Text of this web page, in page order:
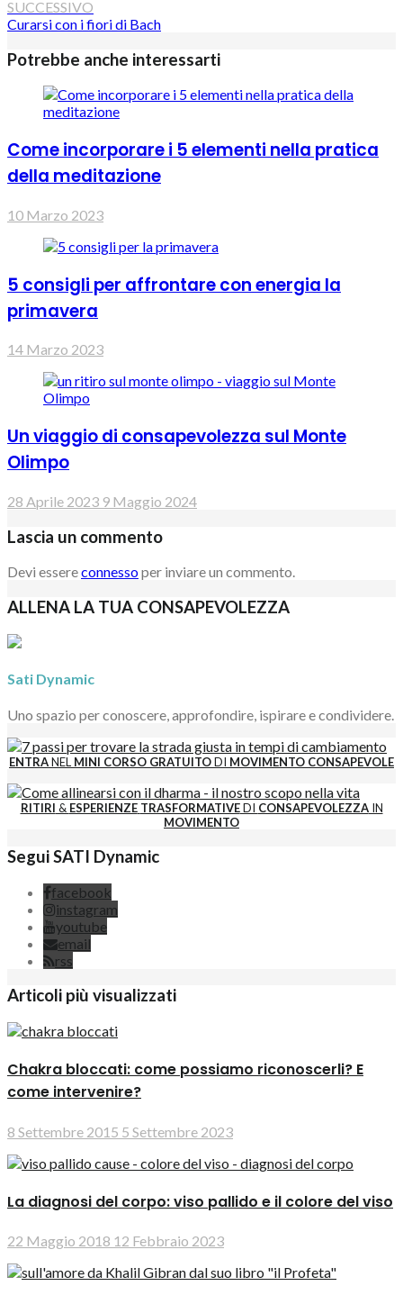
SUCCESSIVO
Curarsi con i fiori di Bach
Potrebbe anche interessarti
Come incorporare i 5 elementi nella pratica
della meditazione
10 Marzo 2023
5 consigli per affrontare con energia la
primavera
14 Marzo 2023
Un viaggio di consapevolezza sul Monte
Olimpo
28 Aprile 2023 9 Maggio 2024
Lascia un commento
Devi essereconnessoper inviare un commento.
ALLENA LA TUA CONSAPEVOLEZZA
Sati Dynamic
Uno spazio per conoscere, approfondire, ispirare e condividere.
ENTRANEL MINI CORSO GRATUITODI MOVIMENTO CONSAPEVOLE
RITIRI & ESPERIENZE TRASFORMATIVEDI CONSAPEVOLEZZAIN
MOVIMENTO
Segui SATI Dynamic
facebook
instagram
youtube
email
rss
Articoli più visualizzati
Chakra bloccati: come possiamo riconoscerli? E
come intervenire?
8 Settembre 2015 5 Settembre 2023
La diagnosi del corpo: viso pallido e il colore del viso
22 Maggio 2018 12 Febbraio 2023